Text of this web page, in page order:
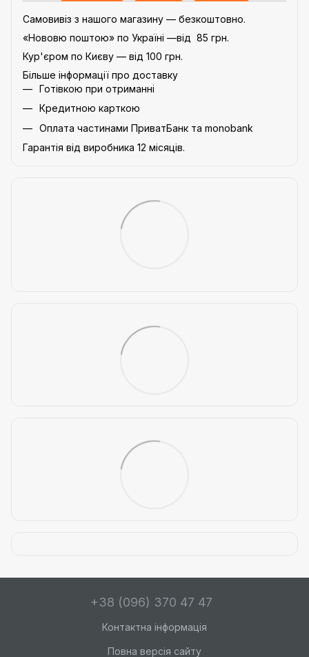
Самовивіз з нашого магазину — безкоштовно.
«Нововю поштою» по Україні —від 85 грн.
Кур'єром по Києву — від 100 грн.
Більше інформації про доставку
Готівкою при отриманні
Кредитною карткою
Оплата частинами ПриватБанк та monobank
Гарантія від виробника 12 місяців.
+38 (096) 370 47 47
Контактна інформація
Повна версія сайту